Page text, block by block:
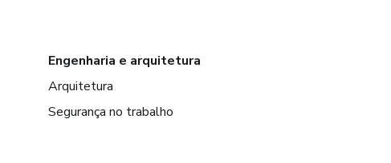
Engenharia e arquitetura
Arquitetura
Segurança no trabalho